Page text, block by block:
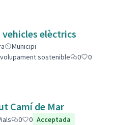
vehicles elèctrics
Municipi
sostenible
0
0
Camí de Mar
0 0 Acceptada